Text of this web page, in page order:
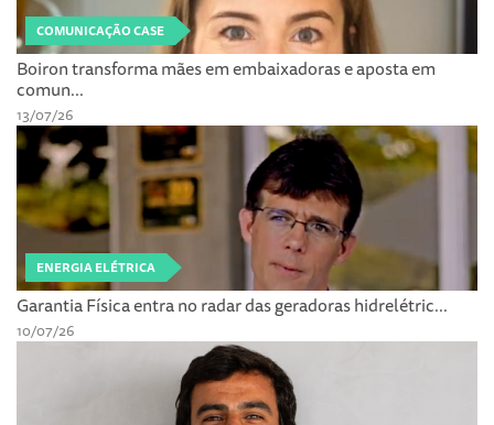
COMUNICAÇÃO CASE
Boiron transforma mães em embaixadoras e aposta em
comun...
13/07/26
ENERGIA ELÉTRICA
Garantia Física entra no radar das geradoras hidrelétric...
10/07/26